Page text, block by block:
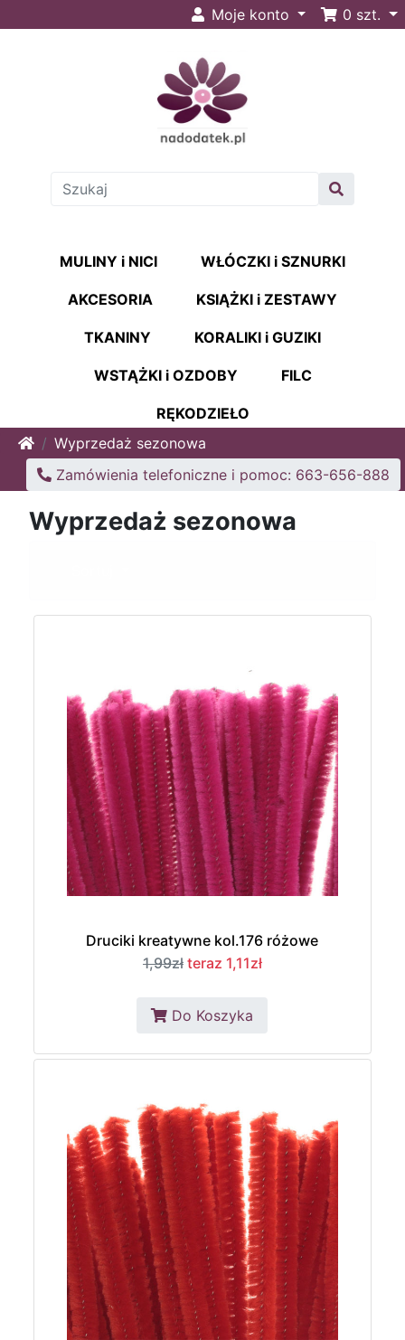
Moje konto 0 szt.
MULINY i NICI WŁÓCZKI i SZNURKI
AKCESORIA KSIĄŻKI i ZESTAWY
TKANINY KORALIKI i GUZIKI
WSTĄŻKI i OZDOBY FILC
RĘKODZIEŁO
HomeWyprzedaż sezonowa
Zamówienia telefoniczne i pomoc: 663-656-888
Wyprzedaż sezonowa
Druciki kreatywne kol.176 różowe
1,99zł teraz 1,11zł
Do Koszyka